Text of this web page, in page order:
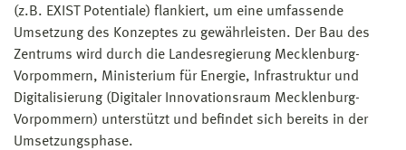
(z.B. EXIST Potentiale) flankiert, um eine umfassende
Umsetzung des Konzeptes zu gewährleisten. Der Bau des
Zentrums wird durch die Landesregierung Mecklenburg-
Vorpommern, Ministerium für Energie, Infrastruktur und
Digitalisierung (Digitaler Innovationsraum Mecklenburg-
Vorpommern) unterstützt und befindet sich bereits in der
Umsetzungsphase.